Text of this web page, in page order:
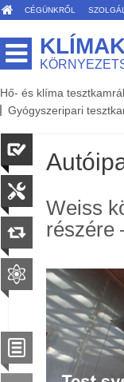
CÉGÜNKRŐL
Hő- és klíma
Gyógyszeripari
Weiss
részére